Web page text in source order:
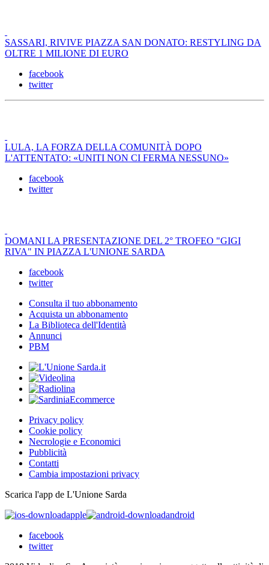
SASSARI, RIVIVE PIAZZA SAN DONATO: RESTYLING DA
OLTRE 1 MILIONE DI EURO
facebook
twitter
LULA, LA FORZA DELLA COMUNITÀ DOPO
L'ATTENTATO: «UNITI NON CI FERMA NESSUNO»
facebook
twitter
DOMANI LA PRESENTAZIONE DEL 2° TROFEO "GIGI
RIVA" IN PIAZZA L'UNIONE SARDA
facebook
twitter
Consulta il tuo abbonamento
Acquista un abbonamento
La Biblioteca dell'Identità
Annunci
PBM
Privacy policy
Cookie policy
Necrologie e Economici
Pubblicità
Contatti
Cambia impostazioni privacy
Scarica l'app de L'Unione Sarda
apple
android
facebook
twitter